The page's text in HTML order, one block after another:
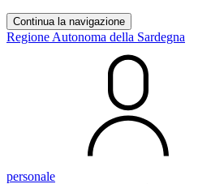
Continua la navigazione
Regione Autonoma della Sardegna
personale